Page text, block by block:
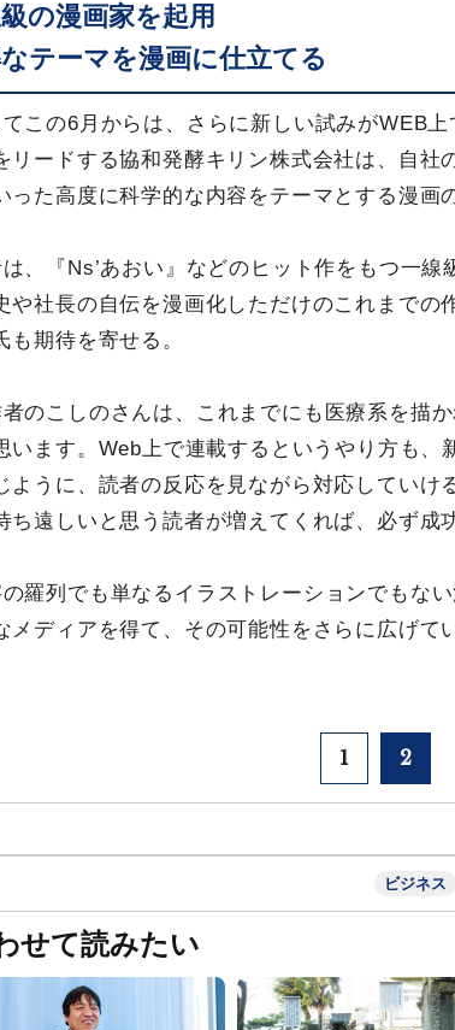
の漫画家を起用
テーマを漫画に仕立てる
この6月からは、さらに新しい試みがWEB
リードする協和発酵キリン株式会社は、自社
った高度に科学的な内容をテーマとする漫画
、『Ns’あおい』などのヒット作をもつ一
や社長の自伝を漫画化しただけのこれまでの
も期待を寄せる。
者のこしのさんは、これまでにも医療系を描
います。Web上で連載するというやり方も、
ように、読者の反応を見ながら対応していけ
ち遠しいと思う読者が増えてくれば、必ず成
羅列でも単なるイラストレーションでもな
メディアを得て、その可能性をさらに広げて
1 2
ビジネス
せて読みたい